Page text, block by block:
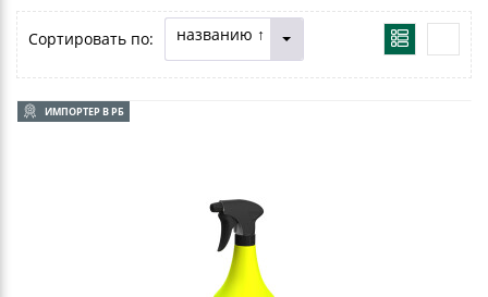
Сортировать по: названию ↑
ИМПОРТЕР В РБ